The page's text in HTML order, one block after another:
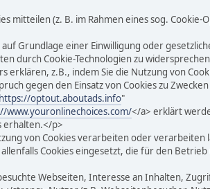
(z. B. im Rahmen eines sog. Cookie-
Grundlage einer Einwilligung oder
durch Cookie-Technologien zu widersprechen
erklären, z.B., indem Sie die Nutzung von
gegen den Einsatz von Cookies zu
https://optout.aboutads.info"
www.youronlinechoices.com/</a> erklärt
erhalten.</p>
von Cookies verarbeiten oder verarbeiten
Cookies eingesetzt, die für den Betrieb
Webseiten, Interesse an Inhalten,